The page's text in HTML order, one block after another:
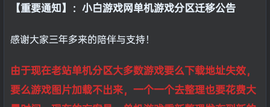
【重要通知】：小白游戏网单机游戏分区迁移公告
感谢大家三年多来的陪伴与支持！
由于现在老站单机分区大多数游戏要么下载地址失效，
要么游戏图片加载不出来，一个一个去整理也要花费大